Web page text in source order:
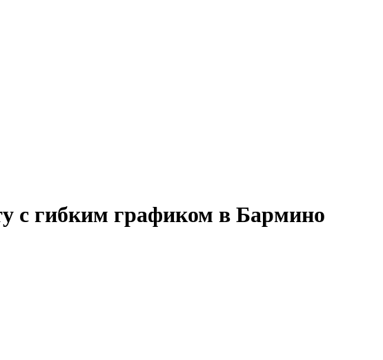
с гибким графиком в Бармино